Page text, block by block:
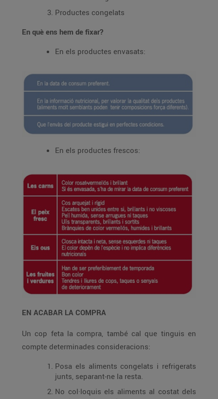
Productes congelats
En què ens hem de fixar?
En els productes envasats:
En els productes frescos:
EN ACABAR LA COMPRA
Un cop feta la compra, també cal que tinguis en
compte determinades consideracions:
Posa els aliments congelats i refrigerats
junts, separant-ne la resta.
No col·loquis els aliments al costat dels